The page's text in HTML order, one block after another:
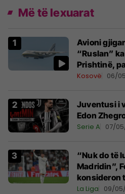
Më të lexuarat
Avioni
“Ruslan”
Prishtinë,
publikohen
Kosovë 06/
Juventusi i
Edon
Serie A 07/
“Nuk do të
Madridin”,
konsideron
me
La Liga 09/